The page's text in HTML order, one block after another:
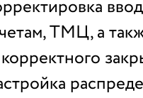
ТМЦ, а